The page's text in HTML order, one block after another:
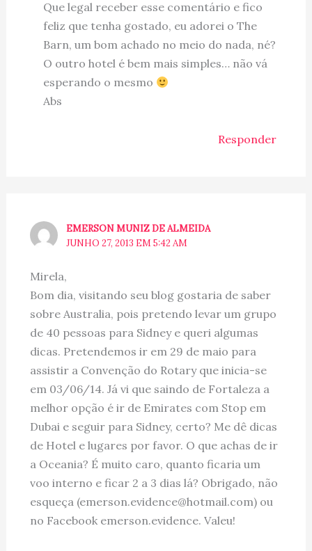
Que legal receber esse comentário e fico
feliz que tenha gostado, eu adorei o The
Barn, um bom achado no meio do nada, né?
O outro hotel é bem mais simples… não vá
esperando o mesmo
Abs
Responder
EMERSON MUNIZ DE ALMEIDA
JUNHO 27, 2013 EM 5:42 AM
Mirela,
Bom dia, visitando seu blog gostaria de saber
sobre Australia, pois pretendo levar um grupo
de 40 pessoas para Sidney e queri algumas
dicas. Pretendemos ir em 29 de maio para
assistir a Convenção do Rotary que inicia-se
em 03/06/14. Já vi que saindo de Fortaleza a
melhor opção é ir de Emirates com Stop em
Dubai e seguir para Sidney, certo? Me dê dicas
de Hotel e lugares por favor. O que achas de ir
a Oceania? É muito caro, quanto ficaria um
voo interno e ficar 2 a 3 dias lá? Obrigado, não
esqueça (emerson.evidence@hotmail.com) ou
no Facebook emerson.evidence. Valeu!